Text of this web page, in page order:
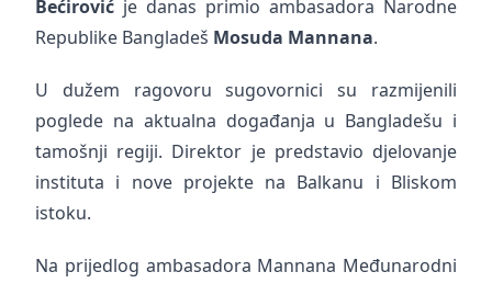
Bećirović je danas primio ambasadora Narodne
Republike Bangladeš Mosuda Mannana.
U dužem ragovoru sugovornici su razmijenili
poglede na aktualna događanja u Bangladešu i
tamošnji regiji. Direktor je predstavio djelovanje
instituta i nove projekte na Balkanu i Bliskom
istoku.
Na prijedlog ambasadora Mannana Međunarodni